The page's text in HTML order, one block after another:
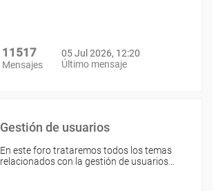
11517
Mensajes
05 Jul 2026, 12:20
Último mensaje
Gestión de usuarios
En este foro trataremos todos los temas
relacionados con la gestión de usuarios…